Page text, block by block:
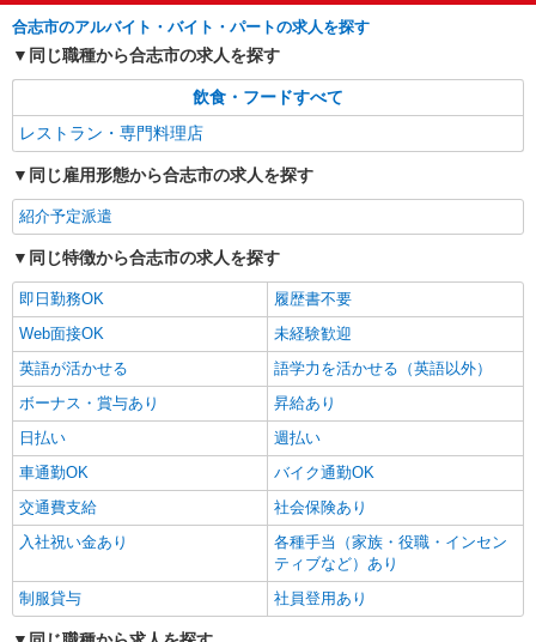
合志市のアルバイト・バイト・パートの求人を探す
同じ職種から合志市の求人を探す
飲食・フードすべて
レストラン・専門料理店
同じ雇用形態から合志市の求人を探す
紹介予定派遣
同じ特徴から合志市の求人を探す
即日勤務OK
履歴書不要
Web面接OK
未経験歓迎
英語が活かせる
語学力を活かせる（英語以外）
ボーナス・賞与あり
昇給あり
日払い
週払い
車通勤OK
バイク通勤OK
交通費支給
社会保険あり
入社祝い金あり
各種手当（家族・役職・インセン
ティブなど）あり
制服貸与
社員登用あり